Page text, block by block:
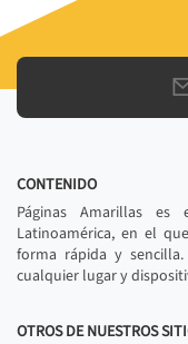
CONTENIDO
Páginas Amarillas
Latinoamérica, en el
forma rápida y sencilla.
cualquier lugar y
OTROS DE NUESTROS